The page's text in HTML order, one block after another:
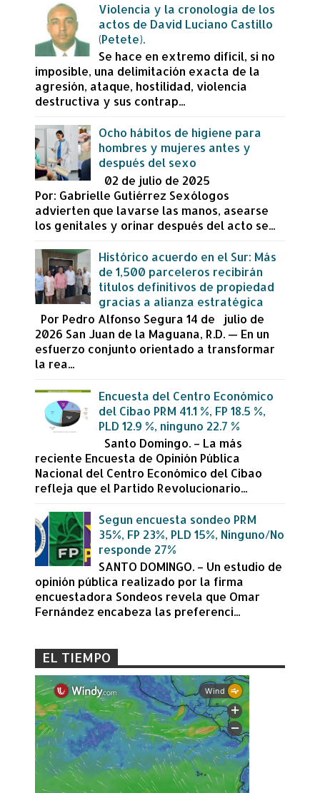
Violencia y la cronología de los
actos de David Luciano Castillo
(Petete).
Se hace en extremo difícil, si no
imposible, una delimitación exacta de la
agresión, ataque, hostilidad, violencia
destructiva y sus contrap...
Ocho hábitos de higiene para
hombres y mujeres antes y
después del sexo
02 de julio de 2025
Por: Gabrielle Gutiérrez Sexólogos
advierten que lavarse las manos, asearse
los genitales y orinar después del acto se...
Histórico acuerdo en el Sur: Más
de 1,500 parceleros recibirán
títulos definitivos de propiedad
gracias a alianza estratégica
Por Pedro Alfonso Segura 14 de julio de
2026 San Juan de la Maguana, R.D. — En un
esfuerzo conjunto orientado a transformar
la rea...
Encuesta del Centro Económico
del Cibao PRM 41.1 %, FP 18.5 %,
PLD 12.9 %, ninguno 22.7 %
Santo Domingo. – La más
reciente Encuesta de Opinión Pública
Nacional del Centro Económico del Cibao
refleja que el Partido Revolucionario...
Segun encuesta sondeo PRM
35%, FP 23%, PLD 15%, Ninguno/No
responde 27%
SANTO DOMINGO. – Un estudio de
opinión pública realizado por la firma
encuestadora Sondeos revela que Omar
Fernández encabeza las preferenci...
EL TIEMPO